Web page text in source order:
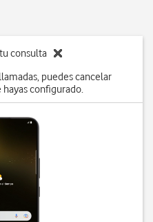
consulta
puedes cancelar
configurado.